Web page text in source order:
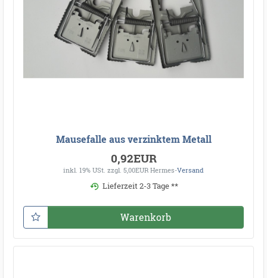
Mausefalle aus verzinktem Metall
0,92EUR
inkl. 19% USt. zzgl. 5,00EUR Hermes-Versand
Lieferzeit 2-3 Tage **
Warenkorb